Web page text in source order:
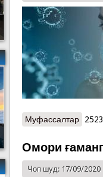
Муфассалтар о
Омори
Чоп шуд: 17/09/2020